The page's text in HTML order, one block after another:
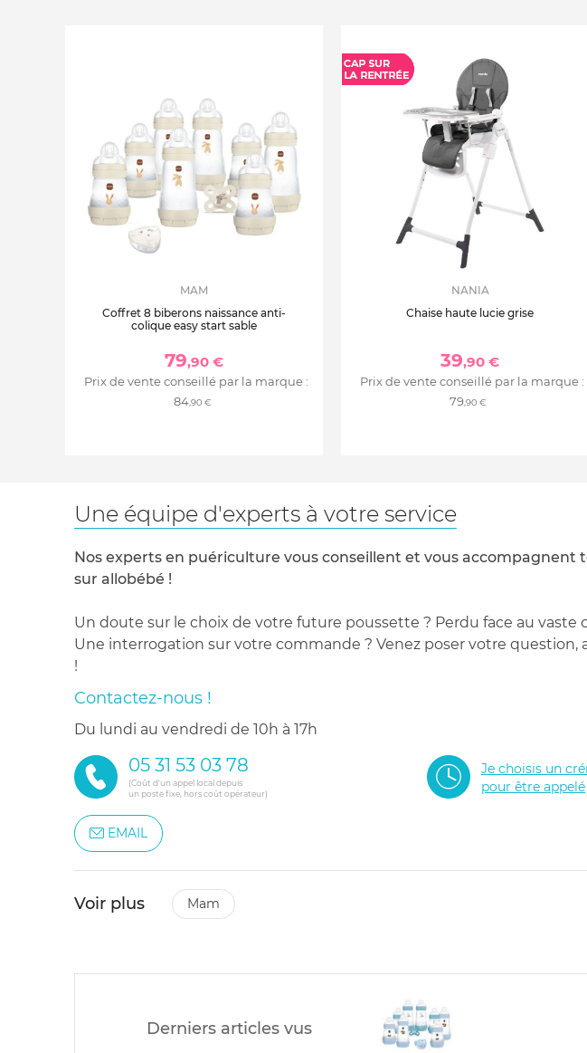
MAM
Coffret 8 biberons naissance anti-
colique easy start sable
79,90 €
Prix de vente conseillé par la marque :
84,90 €
NANIA
Chaise haute lucie grise
39,90 €
Prix de vente conseillé par la marque :
79,90 €
Une équipe d'experts à votre service
Nos experts en puériculture vous conseillent et vous accompagnent
sur allobébé !
Un doute sur le choix de votre future poussette ? Perdu face au vaste
Une interrogation sur votre commande ? Venez poser votre question,
!
Contactez-nous !
du lundi au vendredi de 10h à 17h
05 31 53 03 78
(Coût d'un appel local depuis
un poste fixe, hors coût opérateur)
Je choisis un
pour être appelé
EMAIL
Voir plus mam
Derniers articles vus